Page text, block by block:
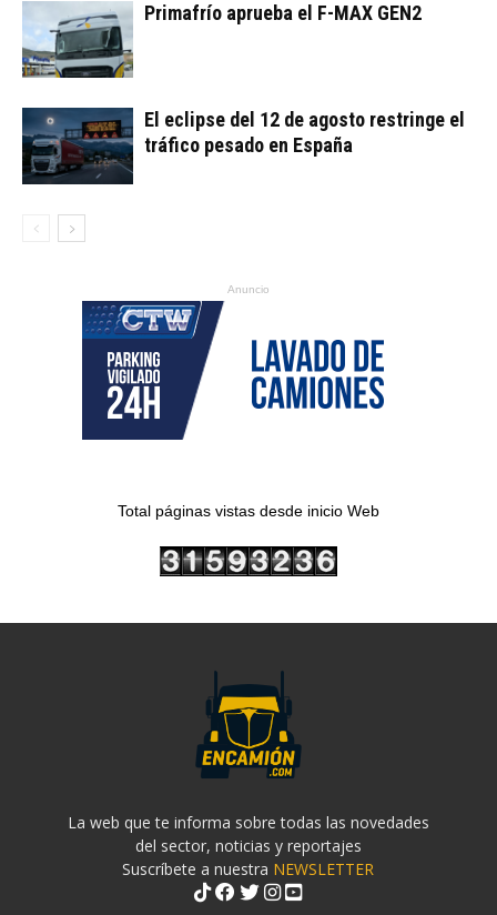
Primafrío aprueba el F-MAX GEN2
El eclipse del 12 de agosto restringe el
tráfico pesado en España
Anuncio
Total páginas vistas desde inicio Web
La web que te informa sobre todas las novedades
del sector, noticias y reportajes
Suscríbete a nuestra NEWSLETTER